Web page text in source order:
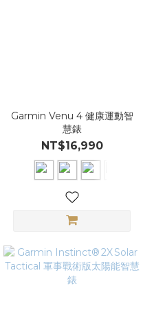
Garmin Venu 4 健康運動智
慧錶
NT$16,990